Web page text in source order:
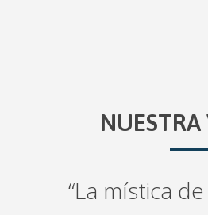
NUESTRA
“La mística